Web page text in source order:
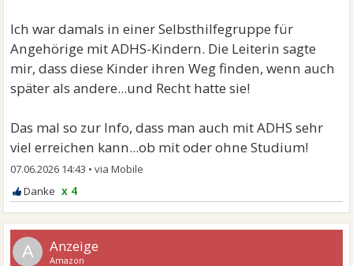
Ich war damals in einer Selbsthilfegruppe für
Angehörige mit ADHS-Kindern. Die Leiterin sagte
mir, dass diese Kinder ihren Weg finden, wenn auch
später als andere...und Recht hatte sie!
Das mal so zur Info, dass man auch mit ADHS sehr
viel erreichen kann...ob mit oder ohne Studium!
07.06.2026 14:43 •
x 4
A